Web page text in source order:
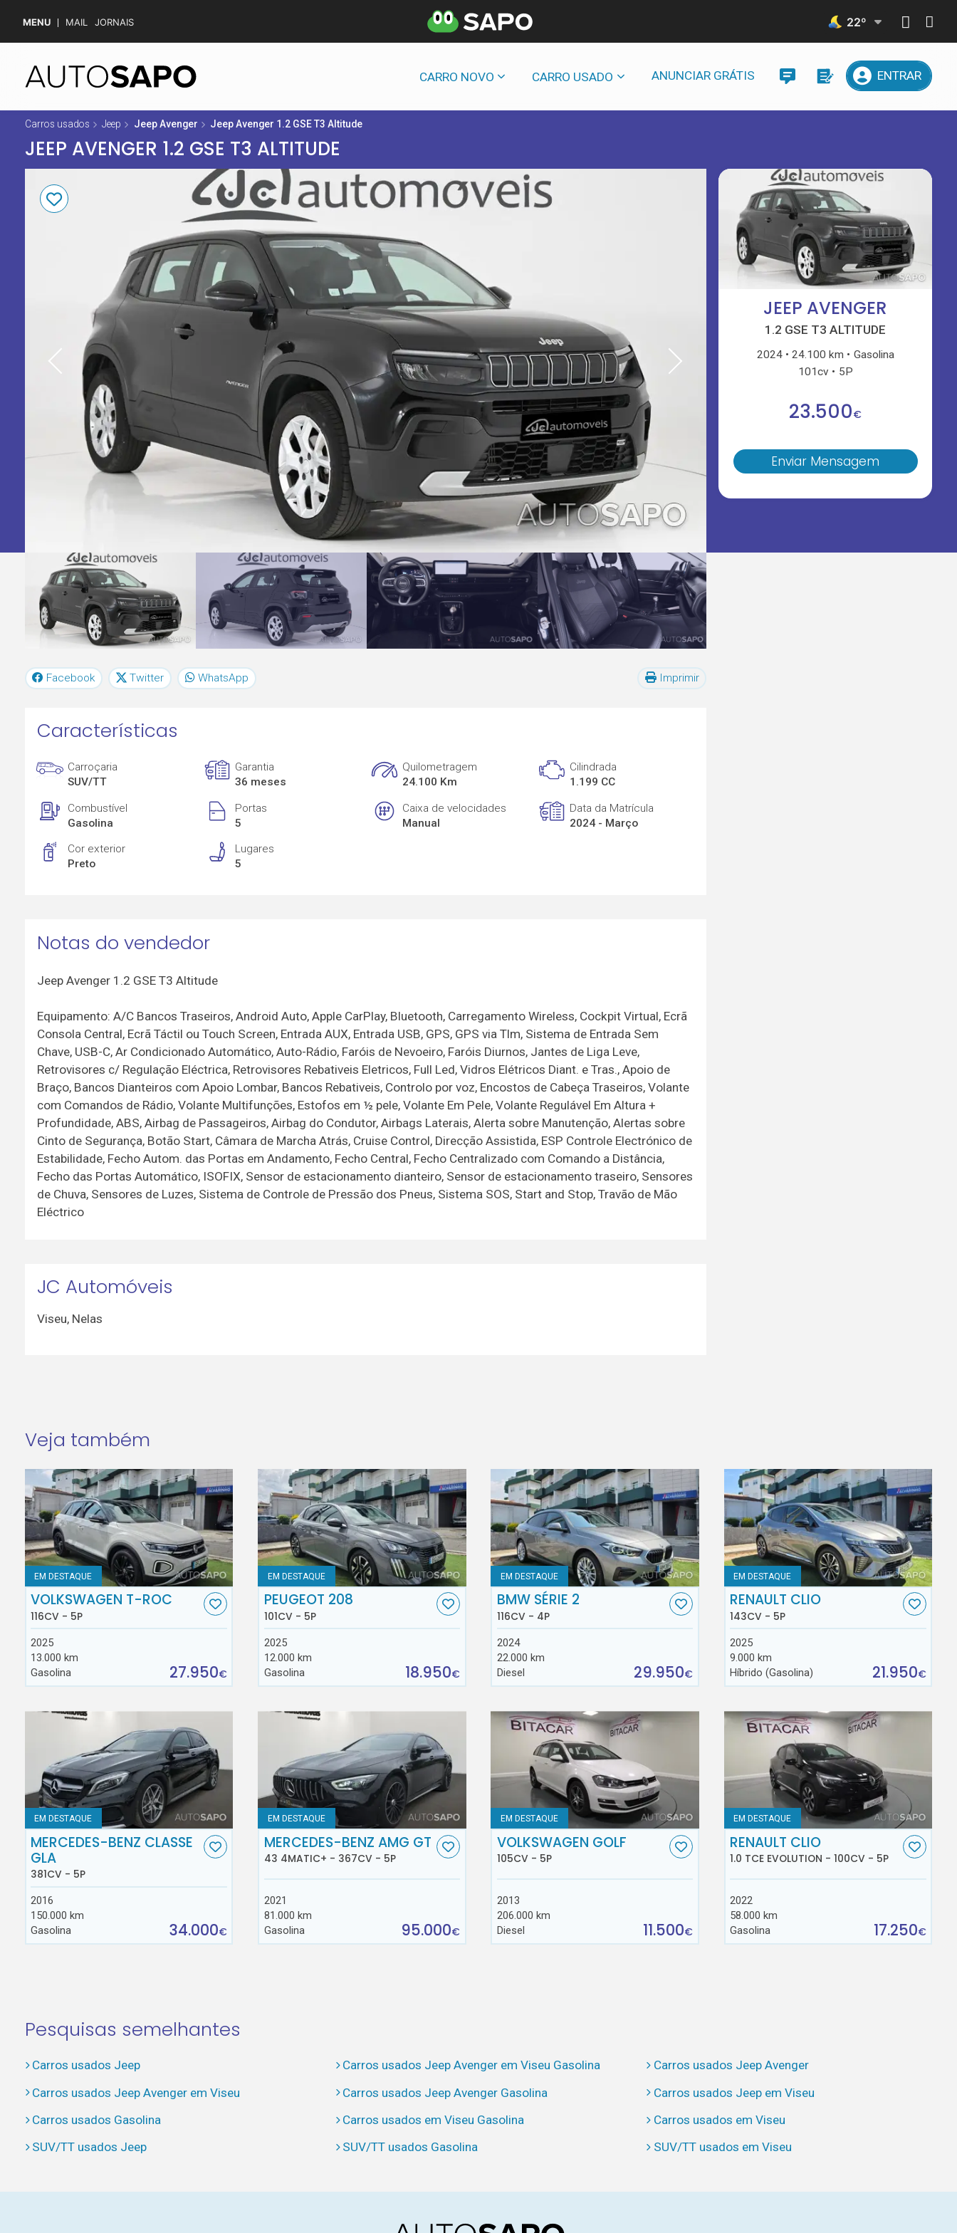
MENU MAIL JORNAIS 22º
CARRO NOVO CARRO USADO ANUNCIAR GRÁTIS ENTRAR
Carros usados Jeep Jeep Avenger Jeep Avenger 1.2 GSE T3 Altitude
JEEP AVENGER 1.2 GSE T3 ALTITUDE
JEEP AVENGER
1.2 GSE T3 ALTITUDE
2024 24.100 km
Gasolina
101cv
5P
23.500€
Enviar Mensagem
Facebook Twitter WhatsApp Imprimir
Características
Carroçaria
SUV/TT
Garantia
36 meses
Quilometragem
24.100 Km
Cilindrada
1.199 CC
Combustível
Gasolina
Portas
5
Caixa de velocidades
Manual
Data da Matrícula
2024 - Março
Cor exterior
Preto
Lugares
5
Notas do vendedor
Jeep Avenger 1.2 GSE T3 Altitude
Equipamento: A/C Bancos Traseiros, Android Auto, Apple CarPlay, Bluetooth, Carregamento Wireless, Cockpit Virtual, Ecrã
Consola Central, Ecrã Táctil ou Touch Screen, Entrada AUX, Entrada USB, GPS, GPS via Tlm, Sistema de Entrada Sem
Chave, USB-C, Ar Condicionado Automático, Auto-Rádio, Faróis de Nevoeiro, Faróis Diurnos, Jantes de Liga Leve,
Retrovisores c/ Regulação Eléctrica, Retrovisores Rebativeis Eletricos, Full Led, Vidros Elétricos Diant. e Tras., Apoio de
Braço, Bancos Dianteiros com Apoio Lombar, Bancos Rebativeis, Controlo por voz, Encostos de Cabeça Traseiros, Volante
com Comandos de Rádio, Volante Multifunções, Estofos em ½ pele, Volante Em Pele, Volante Regulável Em Altura +
Profundidade, ABS, Airbag de Passageiros, Airbag do Condutor, Airbags Laterais, Alerta sobre Manutenção, Alertas sobre
Cinto de Segurança, Botão Start, Câmara de Marcha Atrás, Cruise Control, Direcção Assistida, ESP Controle Electrónico de
Estabilidade, Fecho Autom. das Portas em Andamento, Fecho Central, Fecho Centralizado com Comando a Distância,
Fecho das Portas Automático, ISOFIX, Sensor de estacionamento dianteiro, Sensor de estacionamento traseiro, Sensores
de Chuva, Sensores de Luzes, Sistema de Controle de Pressão dos Pneus, Sistema SOS, Start and Stop, Travão de Mão
Eléctrico
JC Automóveis
Viseu, Nelas
Veja também
EM DESTAQUE
VOLKSWAGEN T-ROC
116CV - 5P
2025
13.000 km
Gasolina
27.950€
EM DESTAQUE
PEUGEOT 208
101CV - 5P
2025
12.000 km
Gasolina
18.950€
EM DESTAQUE
BMW SÉRIE 2
116CV - 4P
2024
22.000 km
Diesel
29.950€
EM DESTAQUE
RENAULT CLIO
143CV - 5P
2025
9.000 km
Híbrido (Gasolina)
21.950€
EM DESTAQUE
MERCEDES-BENZ CLASSE
GLA
381CV - 5P
2016
150.000 km
Gasolina
34.000€
EM DESTAQUE
MERCEDES-BENZ AMG GT
43 4MATIC+ - 367CV - 5P
2021
81.000 km
Gasolina
95.000€
EM DESTAQUE
VOLKSWAGEN GOLF
105CV - 5P
2013
206.000 km
Diesel
11.500€
EM DESTAQUE
RENAULT CLIO
1.0 TCE EVOLUTION - 100CV - 5P
2022
58.000 km
Gasolina
17.250€
Pesquisas semelhantes
Carros usados Jeep Carros usados Jeep Avenger em Viseu Gasolina
Carros usados Jeep Avenger
Carros usados Jeep Avenger em Viseu
Carros usados Jeep Avenger Gasolina
Carros usados Jeep em Viseu
Carros usados Gasolina
Carros usados em Viseu Gasolina
Carros usados em Viseu
SUV/TT usados Jeep
SUV/TT usados Gasolina SUV/TT usados em Viseu